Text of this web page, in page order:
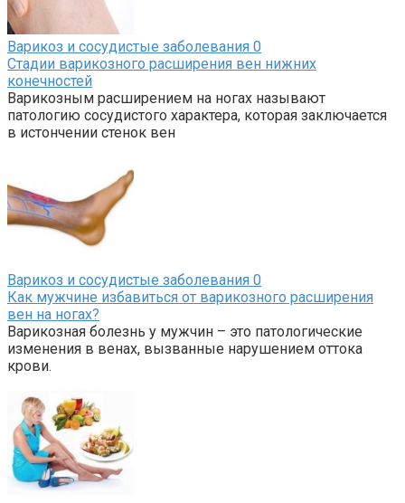
Варикоз и сосудистые заболевания 0
Стадии варикозного расширения вен нижних
конечностей
Варикозным расширением на ногах называют
патологию сосудистого характера, которая заключается
в истончении стенок вен
Варикоз и сосудистые заболевания 0
Как мужчине избавиться от варикозного расширения
вен на ногах?
Варикозная болезнь у мужчин – это патологические
изменения в венах, вызванные нарушением оттока
крови.